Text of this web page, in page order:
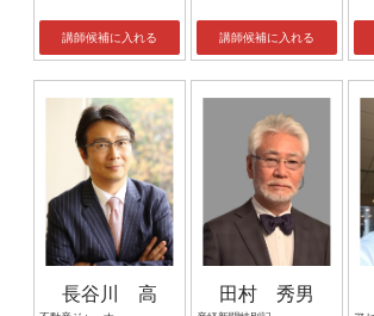
講師候補に入れる 講師候補に入れる
長谷川 高 田村 秀男